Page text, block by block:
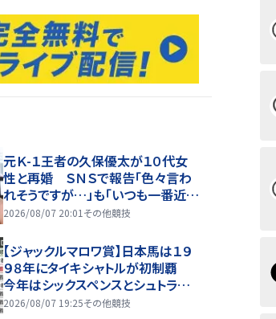
元Ｋ-１王者の久保優太が１０代女
性と再婚 ＳＮＳで報告「色々言わ
れそうですが…」も「いつも一番近く
で支えてくれる彼女と共に、笑顔あ
2026/08/07 20:01 その他競技
【ジャックルマロワ賞】日本馬は１９
９８年にタイキシャトルが初制覇
今年はシックスペンスとシュトラウ
スが参戦
2026/08/07 19:25その他競技